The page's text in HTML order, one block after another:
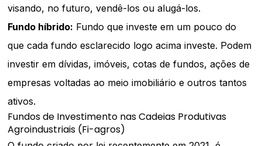
visando, no futuro, vendê-los ou alugá-los.
Fundo híbrido: Fundo que investe em um pouco do
que cada fundo esclarecido logo acima investe. Podem
investir em dívidas, imóveis, cotas de fundos, ações de
empresas voltadas ao meio imobiliário e outros tantos
ativos.
Fundos de Investimento nas Cadeias Produtivas
Agroindustriais (Fi-agros)